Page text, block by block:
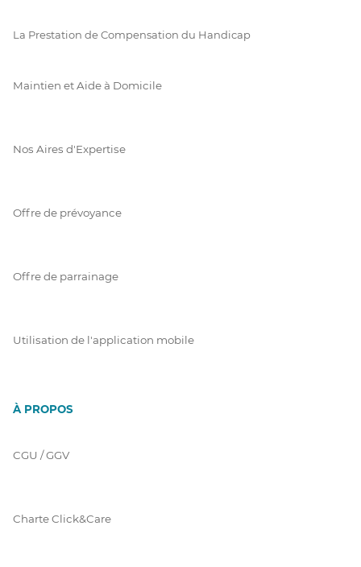
La Prestation de Compensation du Handicap
Maintien et Aide à Domicile
Nos Aires d'Expertise
Offre de prévoyance
Offre de parrainage
Utilisation de l'application mobile
À PROPOS
CGU / GGV
Charte Click&Care